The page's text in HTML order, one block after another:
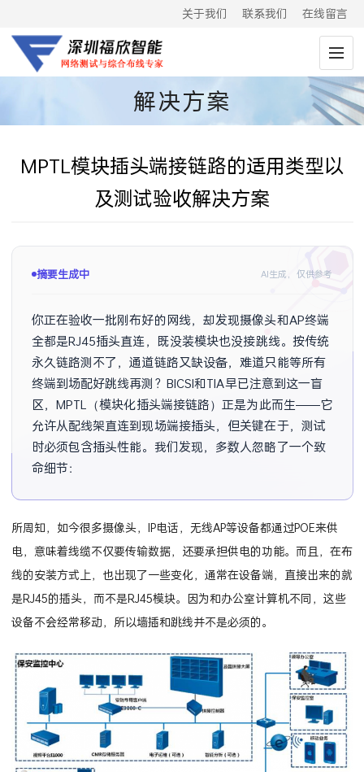
关于我们 联系我们 在线留言
解决方案
MPTL模块插头端接链路的适用类型以
及测试验收解决方案
摘要生成中 AI生成，仅供参考
你正在验收一批刚布好的网线，却发现摄像头和AP终端
全都是RJ45插头直连，既没装模块也没接跳线。按传统
永久链路测不了，通道链路又缺设备，难道只能等所有
终端到场配好跳线再测？BICSI和TIA早已注意到这一盲
区，MPTL（模块化插头端接链路）正是为此而生——它
允许从配线架直连到现场端接插头，但关键在于，测试
时必须包含插头性能。我们发现，多数人忽略了一个致
命细节：标准要求使用专用跳线适配器，
所周知，如今很多摄像头，IP电话，无线AP等设备都通过POE来供
电，意味着线缆不仅要传输数据，还要承担供电的功能。而且，在布
线的安装方式上，也出现了一些变化，通常在设备端，直接出来的就
是RJ45的插头，而不是RJ45模块。因为和办公室计算机不同，这些
设备不会经常移动，所以墙插和跳线并不是必须的。